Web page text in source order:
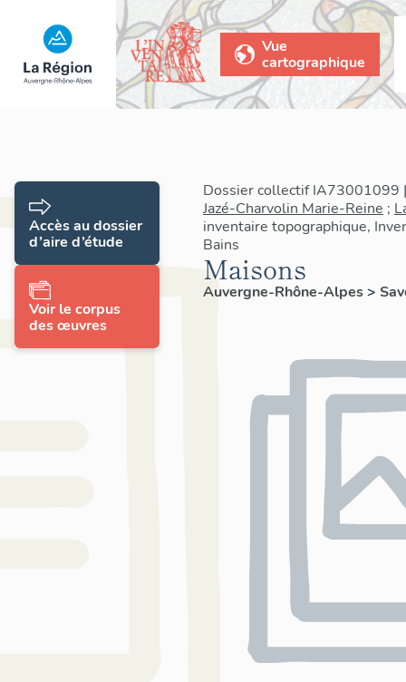
Vue
cartographique
Dossier collectif IA73001099
Jazé-Charvolin Marie-Reine ;
inventaire topographique,
Bains
Maisons
Auvergne-Rhône-Alpes>
Accès au dossier
d’aire d’étude
Voir le corpus
des œuvres